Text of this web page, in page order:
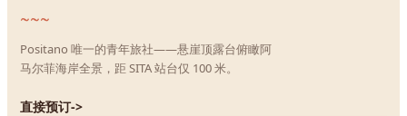
~~~
Positano 唯一的青年旅社——悬崖顶露台俯瞰阿
马尔菲海岸全景，距 SITA 站台仅 100 米。
直接预订->